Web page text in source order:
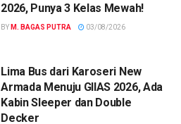
2026, Punya 3 Kelas Mewah!
BY M. BAGAS PUTRA 03/08/2026
Lima Bus dari Karoseri New
Armada Menuju GIIAS 2026, Ada
Kabin Sleeper dan Double
Decker